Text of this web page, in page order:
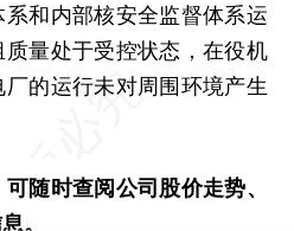
和内部核安全监督体系运
量处于受控状态，在役机
的运行未对周围环境产生
可随时查阅公司股价走势、
。